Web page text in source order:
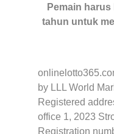
Pemain
tahun untuk
by LLL World
Registered
office 1, 2023
Registration